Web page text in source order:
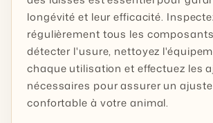
longévité et leur efficacité.
régulièrement tous les
détecter l'usure, nettoyez
chaque utilisation et effectuez les
nécessaires pour assurer un
confortable à votre animal.